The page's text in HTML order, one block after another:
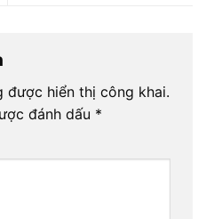
được hiển thị công khai.
đánh dấu *